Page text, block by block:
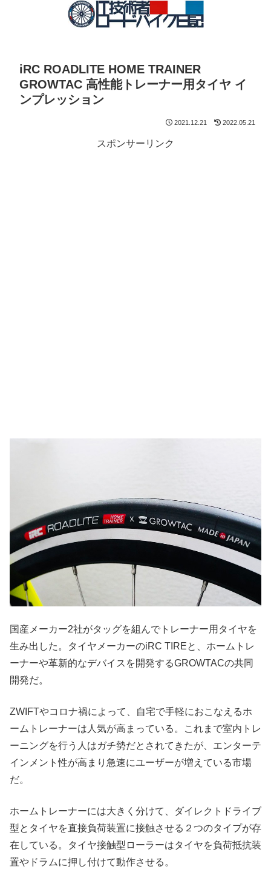
iRC ROADLITE HOME TRAINER
GROWTAC 高性能トレーナー用タイヤ イ
ンプレッション
2021.12.21 2022.05.21
スポンサーリンク
国産メーカー2社がタッグを組んでトレーナー用タイヤを
生み出した。タイヤメーカーのiRC TIREと、ホームトレ
ーナーや革新的なデバイスを開発するGROWTACの共同
開発だ。
ZWIFTやコロナ禍によって、自宅で手軽におこなえるホ
ームトレーナーは人気が高まっている。これまで室内トレ
ーニングを行う人はガチ勢だとされてきたが、エンターテ
インメント性が高まり急速にユーザーが増えている市場
だ。
ホームトレーナーには大きく分けて、ダイレクトドライブ
型とタイヤを直接負荷装置に接触させる２つのタイプが存
在している。タイヤ接触型ローラーはタイヤを負荷抵抗装
置やドラムに押し付けて動作させる。